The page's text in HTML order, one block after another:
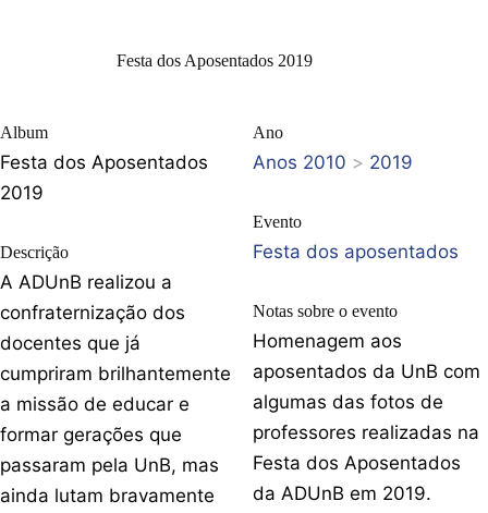
Festa dos Aposentados 2019
Album
Festa dos Aposentados
2019
Descrição
A ADUnB realizou a
confraternização dos
docentes que já
cumpriram brilhantemente
a missão de educar e
formar gerações que
passaram pela UnB, mas
ainda lutam bravamente
Ano
Anos 2010 > 2019
Evento
Festa dos aposentados
Notas sobre o evento
Homenagem aos
aposentados da UnB com
algumas das fotos de
professores realizadas na
Festa dos Aposentados
da ADUnB em 2019.